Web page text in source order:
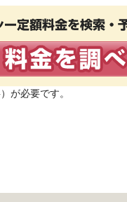
が必要です。